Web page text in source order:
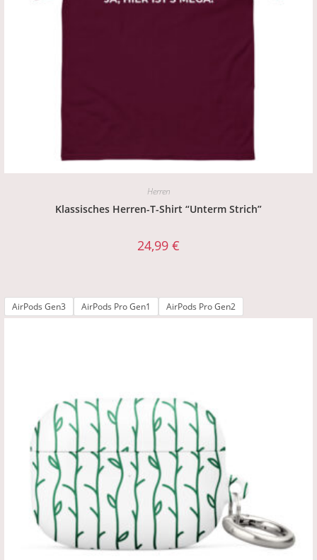
Herren
Klassisches Herren-T-Shirt “Unterm Strich”
24,99 €
AirPods Gen3 AirPods Pro Gen1 AirPods Pro Gen2